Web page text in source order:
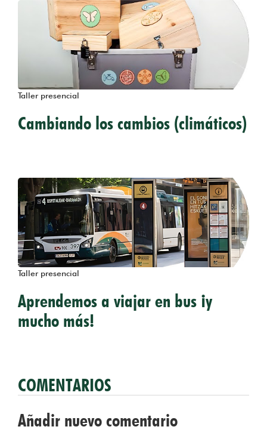
Cambiando los cambios (climáticos)
Taller presencial
Aprendemos a viajar en bus ¡y
mucho más!
Taller presencial
COMENTARIOS
Añadir nuevo comentario